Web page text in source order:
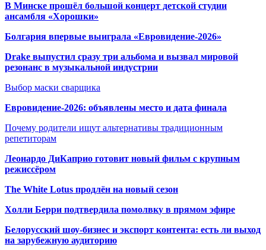
В Минске прошёл большой концерт детской студии
ансамбля «Хорошки»
Болгария впервые выиграла «Евровидение-2026»
Drake выпустил сразу три альбома и вызвал мировой
резонанс в музыкальной индустрии
Выбор маски сварщика
Евровидение-2026: объявлены место и дата финала
Почему родители ищут альтернативы традиционным
репетиторам
Леонардо ДиКаприо готовит новый фильм с крупным
режиссёром
The White Lotus продлён на новый сезон
Холли Берри подтвердила помолвку в прямом эфире
Белорусский шоу-бизнес и экспорт контента: есть ли выход
на зарубежную аудиторию